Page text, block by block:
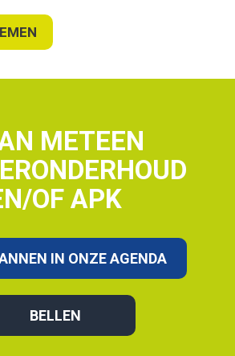
METEEN
OF APK
IN ONZE AGENDA
BELLEN